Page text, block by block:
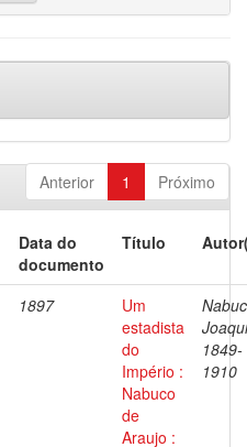
Anterior 1 Próximo
Data do
documento
Título
1897
Um
estadista
do
Império :
Nabuco
de
Araujo :
1849-
1910